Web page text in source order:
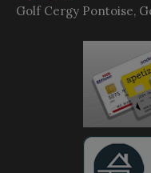
Golf Cergy Pontoise,